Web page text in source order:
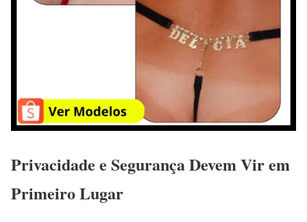
Privacidade e Segurança Devem Vir em
Primeiro Lugar